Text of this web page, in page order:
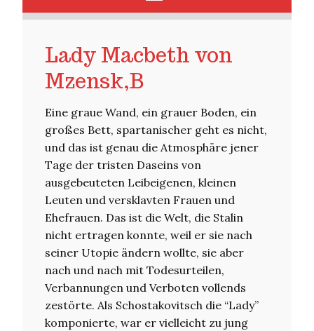
Lady Macbeth von
Mzensk,B
Eine graue Wand, ein grauer Boden, ein
großes Bett, spartanischer geht es nicht,
und das ist genau die Atmosphäre jener
Tage der tristen Daseins von
ausgebeuteten Leibeigenen, kleinen
Leuten und versklavten Frauen und
Ehefrauen. Das ist die Welt, die Stalin
nicht ertragen konnte, weil er sie nach
seiner Utopie ändern wollte, sie aber
nach und nach mit Todesurteilen,
Verbannungen und Verboten vollends
zestörte. Als Schostakovitsch die “Lady”
komponierte, war er vielleicht zu jung